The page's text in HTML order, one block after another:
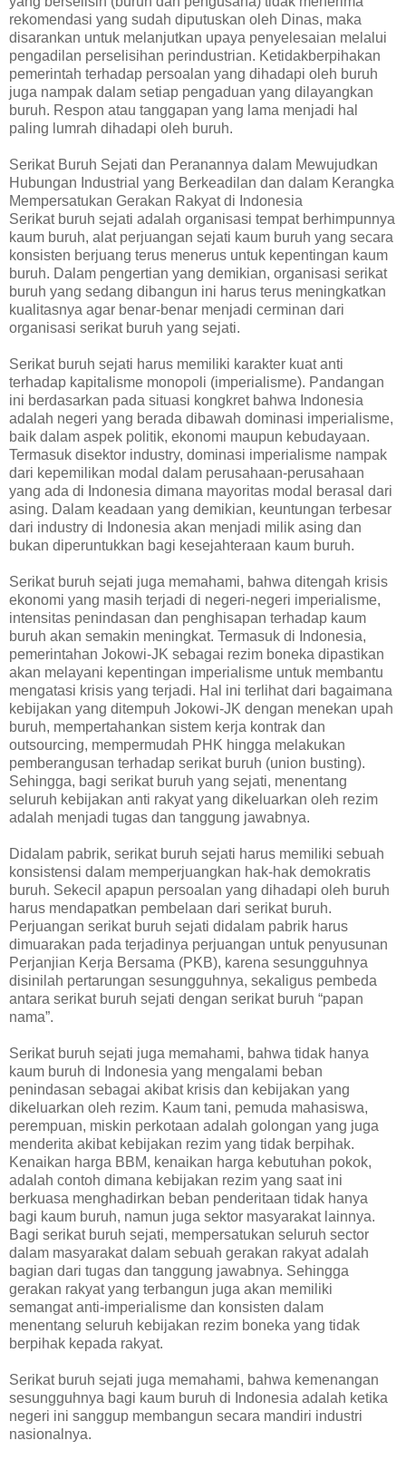
rekomendasi yang sudah diputuskan oleh Dinas, maka
disarankan untuk melanjutkan upaya penyelesaian melalui
pengadilan perselisihan perindustrian. Ketidakberpihakan
pemerintah terhadap persoalan yang dihadapi oleh buruh
juga nampak dalam setiap pengaduan yang dilayangkan
buruh. Respon atau tanggapan yang lama menjadi hal
paling lumrah dihadapi oleh buruh.
Serikat Buruh Sejati dan Peranannya dalam Mewujudkan
Hubungan Industrial yang Berkeadilan dan dalam Kerangka
Mempersatukan Gerakan Rakyat di Indonesia
Serikat buruh sejati adalah organisasi tempat berhimpunnya
kaum buruh, alat perjuangan sejati kaum buruh yang secara
konsisten berjuang terus menerus untuk kepentingan kaum
buruh. Dalam pengertian yang demikian, organisasi serikat
buruh yang sedang dibangun ini harus terus meningkatkan
kualitasnya agar benar-benar menjadi cerminan dari
organisasi serikat buruh yang sejati.
Serikat buruh sejati harus memiliki karakter kuat anti
terhadap kapitalisme monopoli (imperialisme). Pandangan
ini berdasarkan pada situasi kongkret bahwa Indonesia
adalah negeri yang berada dibawah dominasi imperialisme,
baik dalam aspek politik, ekonomi maupun kebudayaan.
Termasuk disektor industry, dominasi imperialisme nampak
dari kepemilikan modal dalam perusahaan-perusahaan
yang ada di Indonesia dimana mayoritas modal berasal dari
asing. Dalam keadaan yang demikian, keuntungan terbesar
dari industry di Indonesia akan menjadi milik asing dan
bukan diperuntukkan bagi kesejahteraan kaum buruh.
Serikat buruh sejati juga memahami, bahwa ditengah krisis
ekonomi yang masih terjadi di negeri-negeri imperialisme,
intensitas penindasan dan penghisapan terhadap kaum
buruh akan semakin meningkat. Termasuk di Indonesia,
pemerintahan Jokowi-JK sebagai rezim boneka dipastikan
akan melayani kepentingan imperialisme untuk membantu
mengatasi krisis yang terjadi. Hal ini terlihat dari bagaimana
kebijakan yang ditempuh Jokowi-JK dengan menekan upah
buruh, mempertahankan sistem kerja kontrak dan
outsourcing, mempermudah PHK hingga melakukan
pemberangusan terhadap serikat buruh (union busting).
Sehingga, bagi serikat buruh yang sejati, menentang
seluruh kebijakan anti rakyat yang dikeluarkan oleh rezim
adalah menjadi tugas dan tanggung jawabnya.
Didalam pabrik, serikat buruh sejati harus memiliki sebuah
konsistensi dalam memperjuangkan hak-hak demokratis
buruh. Sekecil apapun persoalan yang dihadapi oleh buruh
harus mendapatkan pembelaan dari serikat buruh.
Perjuangan serikat buruh sejati didalam pabrik harus
dimuarakan pada terjadinya perjuangan untuk penyusunan
Perjanjian Kerja Bersama (PKB), karena sesungguhnya
disinilah pertarungan sesungguhnya, sekaligus pembeda
antara serikat buruh sejati dengan serikat buruh “papan
nama”.
Serikat buruh sejati juga memahami, bahwa tidak hanya
kaum buruh di Indonesia yang mengalami beban
penindasan sebagai akibat krisis dan kebijakan yang
dikeluarkan oleh rezim. Kaum tani, pemuda mahasiswa,
perempuan, miskin perkotaan adalah golongan yang juga
menderita akibat kebijakan rezim yang tidak berpihak.
Kenaikan harga BBM, kenaikan harga kebutuhan pokok,
adalah contoh dimana kebijakan rezim yang saat ini
berkuasa menghadirkan beban penderitaan tidak hanya
bagi kaum buruh, namun juga sektor masyarakat lainnya.
Bagi serikat buruh sejati, mempersatukan seluruh sector
dalam masyarakat dalam sebuah gerakan rakyat adalah
bagian dari tugas dan tanggung jawabnya. Sehingga
gerakan rakyat yang terbangun juga akan memiliki
semangat anti-imperialisme dan konsisten dalam
menentang seluruh kebijakan rezim boneka yang tidak
berpihak kepada rakyat.
Serikat buruh sejati juga memahami, bahwa kemenangan
sesungguhnya bagi kaum buruh di Indonesia adalah ketika
negeri ini sanggup membangun secara mandiri industri
nasionalnya.